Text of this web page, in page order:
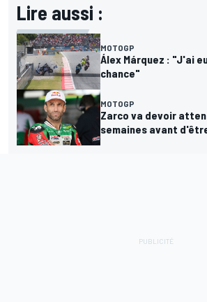
Lire aussi :
MOTOGP
Álex Márquez : "J'ai
chance"
MOTOGP
Zarco va devoir
semaines avant